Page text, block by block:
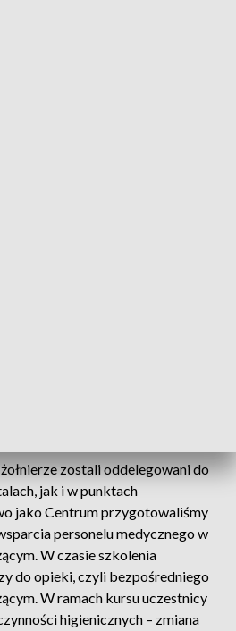
zostali oddelegowani do
jak i w punktach
jako Centrum przygotowaliśmy
personelu medycznego w
W czasie szkolenia
do opieki, czyli bezpośredniego
W ramach kursu uczestnicy
higienicznych – zmiana